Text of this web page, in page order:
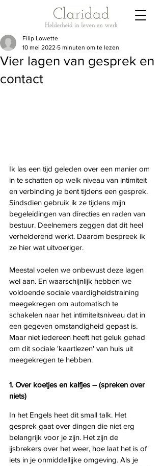
Vier lagen van gesprek en
contact
Filip Lowette
10 mei 2022 5 minuten om te lezen
Ik las een tijd geleden over een manier om
in te schatten op welk niveau van intimiteit
en verbinding je bent tijdens een gesprek.
Sindsdien gebruik ik ze tijdens mijn
begeleidingen van directies en raden van
bestuur. Deelnemers zeggen dat dit heel
verhelderend werkt. Daarom bespreek ik
ze hier wat uitvoeriger.
Meestal voelen we onbewust deze lagen
wel aan. En waarschijnlijk hebben we
voldoende sociale vaardigheidstraining
meegekregen om automatisch te
schakelen naar het intimiteitsniveau dat in
een gegeven omstandigheid gepast is.
Maar niet iedereen heeft het geluk gehad
om dit sociale 'kaartlezen' van huis uit
meegekregen te hebben.
1. Over koetjes en kalfjes – (spreken over
niets)
In het Engels heet dit small talk. Het
gesprek gaat over dingen die niet erg
belangrijk voor je zijn. Het zijn de
ijsbrekers over het weer, hoe laat het is of
iets in je onmiddellijke omgeving. Als je